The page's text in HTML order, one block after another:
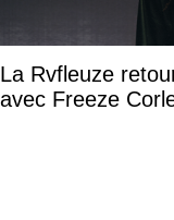
La Rvfleuze
avec Freeze